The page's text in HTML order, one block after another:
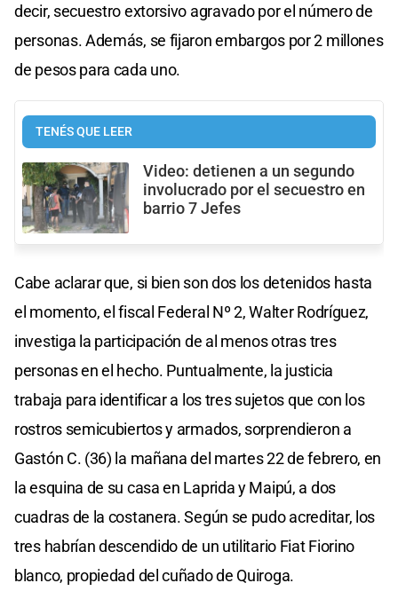
decir, secuestro extorsivo agravado por el número de
personas. Además, se fijaron embargos por 2 millones
de pesos para cada uno.
TENÉS QUE LEER
Video: detienen a un segundo
involucrado por el secuestro en
barrio 7 Jefes
Cabe aclarar que, si bien son dos los detenidos hasta
el momento, el fiscal Federal Nº 2, Walter Rodríguez,
investiga la participación de al menos otras tres
personas en el hecho. Puntualmente, la justicia
trabaja para identificar a los tres sujetos que con los
rostros semicubiertos y armados, sorprendieron a
Gastón C. (36) la mañana del martes 22 de febrero, en
la esquina de su casa en Laprida y Maipú, a dos
cuadras de la costanera. Según se pudo acreditar, los
tres habrían descendido de un utilitario Fiat Fiorino
blanco, propiedad del cuñado de Quiroga.